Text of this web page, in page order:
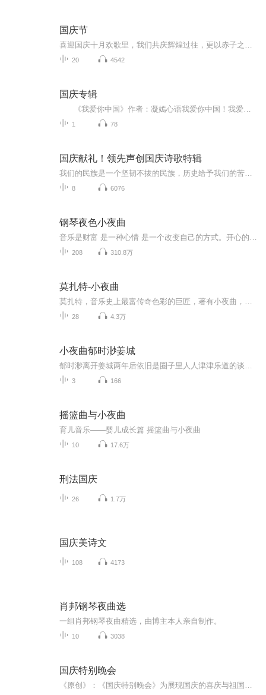
国庆节
20 4542
国庆专辑
1 78
国庆献礼！领先声创国庆诗歌特辑
8 6076
钢琴夜色小夜曲
208 310.8万
莫扎特-小夜曲
28 4.3万
小夜曲郁时渺姜城
3 166
摇篮曲与小夜曲
育儿音乐——婴儿成长篇 摇篮曲与小夜曲
10 17.6万
刑法国庆
26 1.7万
国庆美诗文
108 4173
肖邦钢琴夜曲选
一组肖邦钢琴夜曲精选，由博主本人亲自制作。
10 3038
国庆特别晚会